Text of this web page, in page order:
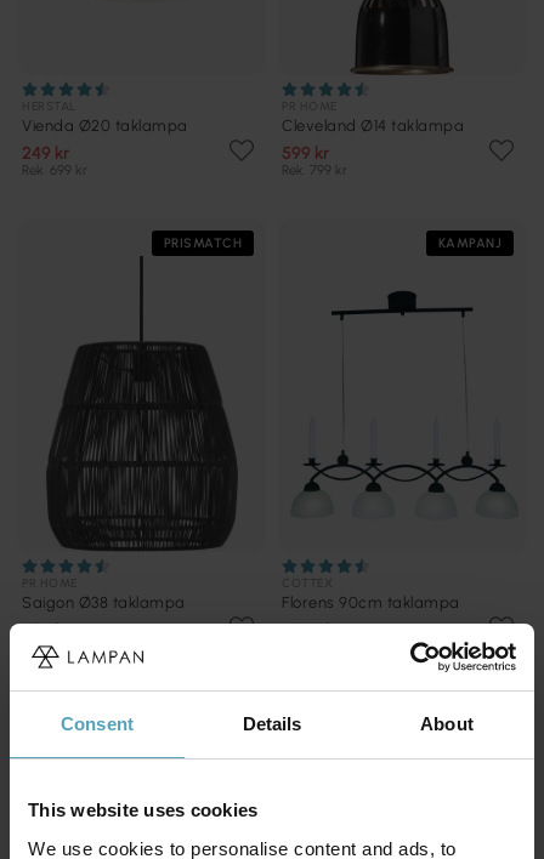
Consent Details About
This website uses cookies
We use cookies to personalise content and ads, to
Vienda Ø20 taklampa
249 kr
Rek. 699 kr
Cleveland Ø14 taklampa
599 kr
Rek. 799 kr
PRISMATCH
Saigon Ø38 taklampa
725 kr
Rek. 999 kr
KAMPANJ
Florens 90cm taklampa
1 200 kr
KAMPANJ